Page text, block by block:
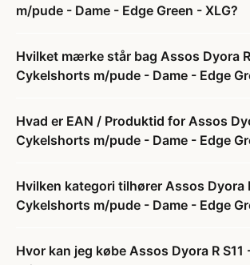
m/pude - Dame - Edge Green - XLG?
Hvilket mærke står bag Assos Dyora
Cykelshorts m/pude - Dame - Edge
Hvad er EAN / Produktid for Assos
Cykelshorts m/pude - Dame - Edge
Hvilken kategori tilhører Assos Dyora
Cykelshorts m/pude - Dame - Edge
Hvor kan jeg købe Assos Dyora R